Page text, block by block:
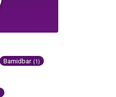
Bamidbar (1)